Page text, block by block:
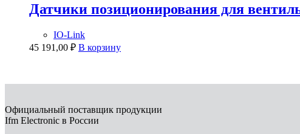
Датчики позиционирования для
IO-Link
45 191,00 ₽ В корзину
Официальный поставщик продукции
Ifm Electronic в России